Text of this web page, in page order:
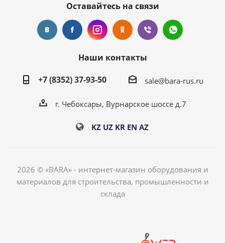
Оставайтесь на связи
Наши контакты
+7 (8352) 37-93-50
sale@bara-rus.ru
г. Чебоксары, Вурнарское шоссе д.7
KZ UZ KR EN AZ
2026 © «BARA» - интернет-магазин оборудования и
материалов для строительства, промышленности и
склада